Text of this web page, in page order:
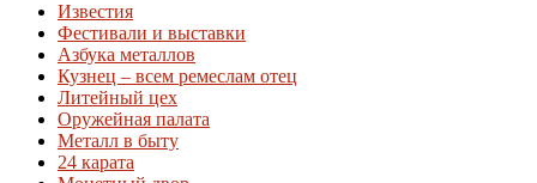
Известия
Фестивали и выставки
Азбука металлов
Кузнец – всем ремеслам отец
Литейный цех
Оружейная палата
Металл в быту
24 карата